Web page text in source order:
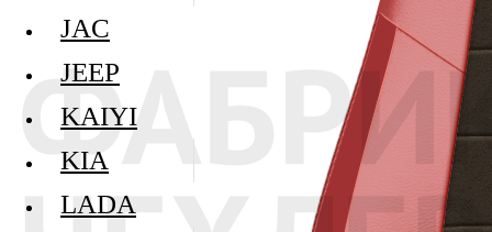
JAC
JEEP
KAIYI
KIA
LADA